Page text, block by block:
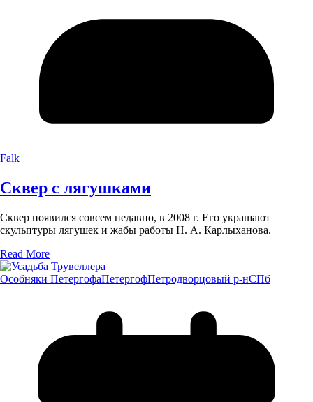
Falk
Сквер с лягушками
Сквер появился совсем недавно, в 2008 г. Его украшают
скульптуры лягушек и жабы работы Н. А. Карлыханова.
Read More
Особняки ПетергофаПетергофПетродворцовый р-нСПб